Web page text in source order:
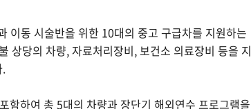
이동 시술반을 위한 10대의 중고 구급차를 지원하는
상당의 차량, 자료처리장비, 보건소 의료장비 등을 지
.
함하여 총 5대의 차량과 장단기 해외연수 프로그램을